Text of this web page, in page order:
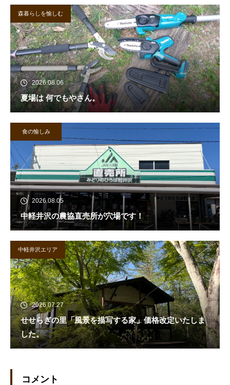
森暮らしを愉しむ
2026.08.06
夏場は 何でもやさん。
食の愉しみ
2026.08.05
中軽井沢の農協直売所が穴場です！
中軽井沢エリア
2026.07.27
せせらぎの里「風景を描写する家」価格改定いたしま
した。
コメント